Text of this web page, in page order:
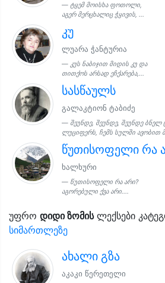
ტყემ მოისხა ფოთოლი,
აგერ მერცხალიც ჭყივის, ...
კუ
ლუარა ჭანტურია
კუს ნაბიჯით მიდის კუ და
თითქოს არსად ეჩქარება,...
სასწაულს
გალაკტიონ ტაბიძე
შეუნდე, შეუნდე, შეუნდე
ლუციფერს, ჩემს სულში ავობით
წუთისოფელი რა
ხალხური
წუთისოფელი რა არი?
აგორებული ქვა არი....
უფრო დიდი ზომისლექსები
სიმართლეზე
ახალი გზა
აკაკი წერეთელი